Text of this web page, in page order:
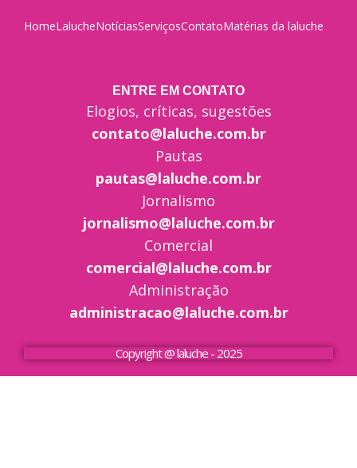
HomeLalucheNotíciasServiçosContatoMatérias da laluche
ENTRE EM CONTATO
Elogios, críticas, sugestões
contato@laluche.com.br
Pautas
pautas@laluche.com.br
Jornalismo
jornalismo@laluche.com.br
Comercial
comercial@laluche.com.br
Administração
administracao@laluche.com.br
Copyright @ laluche - 2025